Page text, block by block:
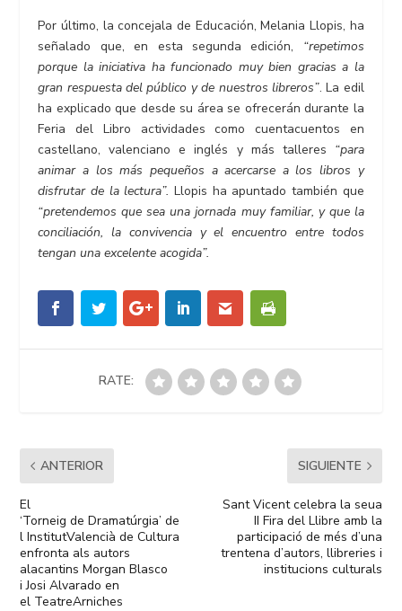
Por último, la concejala de Educación, Melania Llopis, ha
señalado que, en esta segunda edición, “repetimos
porque la iniciativa ha funcionado muy bien gracias a la
gran respuesta del público y de nuestros libreros”. La edil
ha explicado que desde su área se ofrecerán durante la
Feria del Libro actividades como cuentacuentos en
castellano, valenciano e inglés y más talleres “para
animar a los más pequeños a acercarse a los libros y
disfrutar de la lectura”. Llopis ha apuntado también que
“pretendemos que sea una jornada muy familiar, y que la
conciliación, la convivencia y el encuentro entre todos
tengan una excelente acogida”.
RATE:
ANTERIOR
El
‘Torneig de Dramatúrgia’ de
l InstitutValencià de Cultura
enfronta als autors
alacantins Morgan Blasco
i Josi Alvarado en
el TeatreArniches
SIGUIENTE
Sant Vicent celebra la seua
II Fira del Llibre amb la
participació de més d’una
trentena d’autors, llibreries i
institucions culturals